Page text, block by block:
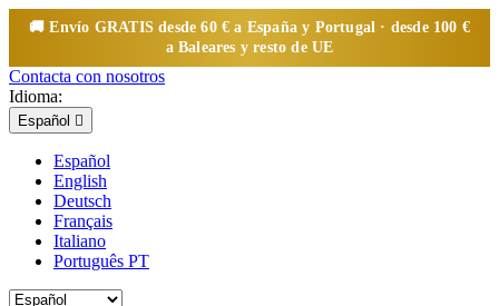
🚚 Envío GRATISdesde 60 € a España y Portugal · desde 100 €
a Baleares y resto de UE
Contacta con nosotros
Idioma:
Español 
Español
English
Deutsch
Français
Italiano
Português PT